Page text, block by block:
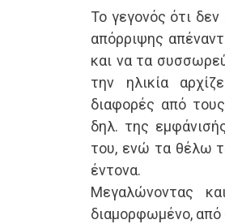
Το γεγονός ότι δεν
απόρριψης
και να τα
την ηλικία
διαφορές από
δηλ. της
του, ενώ τα θέλω
έντονα.
Μεγαλώνοντας
διαμορφωμένο, από